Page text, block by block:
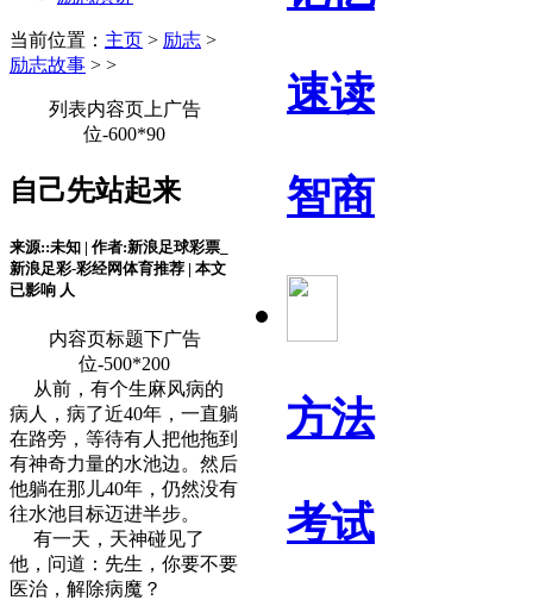
速读
智商
方法
考试
当前位置： 主页 > 励志 >
励志故事 > >
列表内容页上广告
位-600*90
自己先站起来
来源::未知 | 作者:新浪足球彩票_
新浪足彩-彩经网体育推荐 | 本文
已影响 人
内容页标题下广告
位-500*200
从前，有个生麻风病的
病人，病了近40年，一直躺
在路旁，等待有人把他拖到
有神奇力量的水池边。然后
他躺在那儿40年，仍然没有
往水池目标迈进半步。
有一天，天神碰见了
他，问道：先生，你要不要
医治，解除病魔？